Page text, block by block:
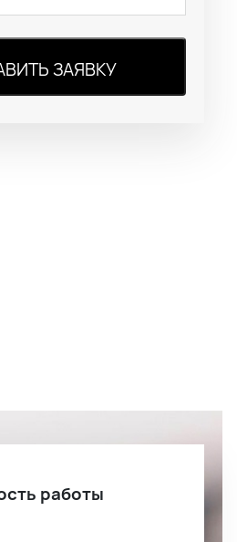
ЗАЯВКУ
работы